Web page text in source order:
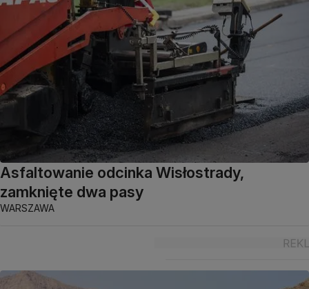
Asfaltowanie odcinka Wisłostrady,
zamknięte dwa pasy
WARSZAWA